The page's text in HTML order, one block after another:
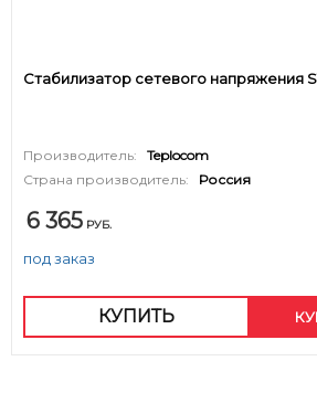
Стабилизатор сетевого напряжения
Производитель:
Teplocom
Страна производитель:
Россия
6 365 РУБ.
под заказ
КУПИТЬ